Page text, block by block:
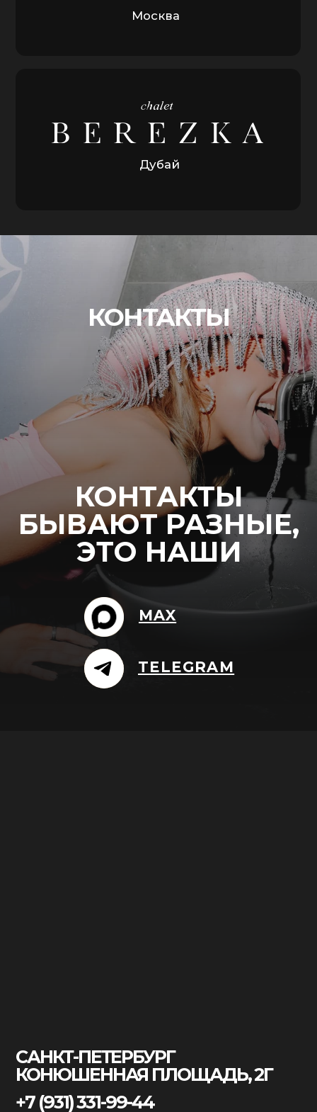
ВСЕ ПРАВА ЗАЩИЩЕНЫ
СОГЛАСИЕ НА ОБРАБОТКУ ПЕРСОНАЛЬНЫХ ДАННЫХ
ПОЛИТИКА КОНФИДЕНЦИАЛЬНОСТИ
ROYALNEVA22@GMAIL.COM
+7 (931) 331-99-44
САНКТ-ПЕТЕРБУРГ
КОНЮШЕННАЯ ПЛОЩАДЬ, 2Г
О НАС
АФИШЫ
Ведение сайта - Первая
Маркетинговая
РЕЗЕРВ